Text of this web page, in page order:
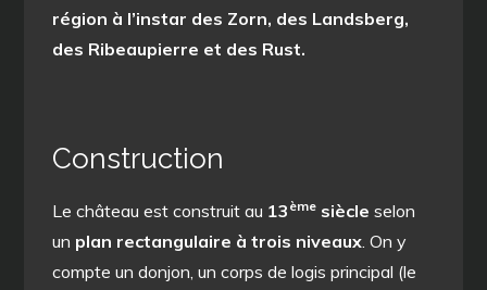
région à l’instar des Zorn, des Landsberg,
des Ribeaupierre et des Rust.
Construction
Le château est construit au 13 ème siècleselon
un plan rectangulaire à trois niveaux. On y
compte un donjon, un corps de logis principal (le